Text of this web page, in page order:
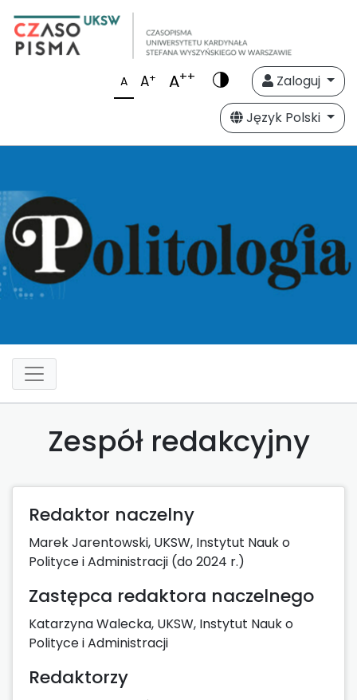
A A+ A++
Zaloguj
Język Polski
Zespół redakcyjny
Redaktor naczelny
Marek Jarentowski, UKSW, Instytut Nauk o
Polityce i Administracji (do 2024 r.)
Zastępca redaktora naczelnego
Katarzyna Walecka, UKSW, Instytut Nauk o
Polityce i Administracji
Redaktorzy